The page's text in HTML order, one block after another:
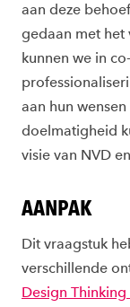
aan deze
gedaan met
kunnen we in
aan hun
doelmatigheid
visie van NVD
AANPAK
Dit vraagstuk
verschillende
Design Thinking